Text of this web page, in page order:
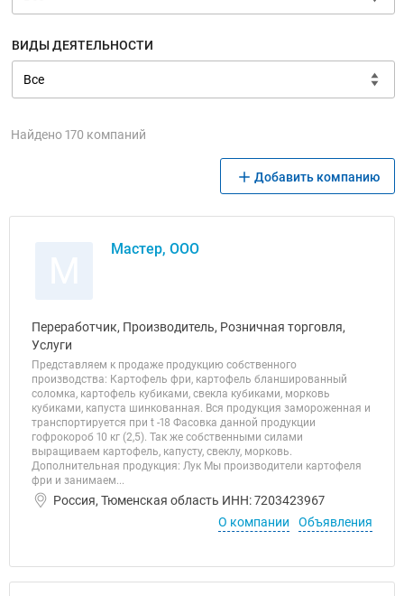
ВИДЫ ДЕЯТЕЛЬНОСТИ
Найдено 170 компаний
Добавить компанию
Мастер, ООО
Переработчик, Производитель, Розничная торговля,
Услуги
Представляем к продаже продукцию собственного
производства: Картофель фри, картофель бланшированный
соломка, картофель кубиками, свекла кубиками, морковь
кубиками, капуста шинкованная. Вся продукция замороженная и
транспортируется при t -18 Фасовка данной продукции
гофрокороб 10 кг (2,5). Так же собственными силами
выращиваем картофель, капусту, свеклу, морковь.
Дополнительная продукция: Лук Мы производители картофеля
фри и занимаем...
Россия, Тюменская область ИНН: 7203423967
О компании
Объявления